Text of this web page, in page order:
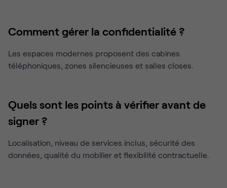
Comment gérer la confidentialité ?
Les espaces modernes proposent des cabines
téléphoniques, zones silencieuses et salles closes.
Quels sont les points à vérifier avant de
signer ?
Localisation, niveau de services inclus, sécurité des
données, qualité du mobilier et flexibilité contractuelle.